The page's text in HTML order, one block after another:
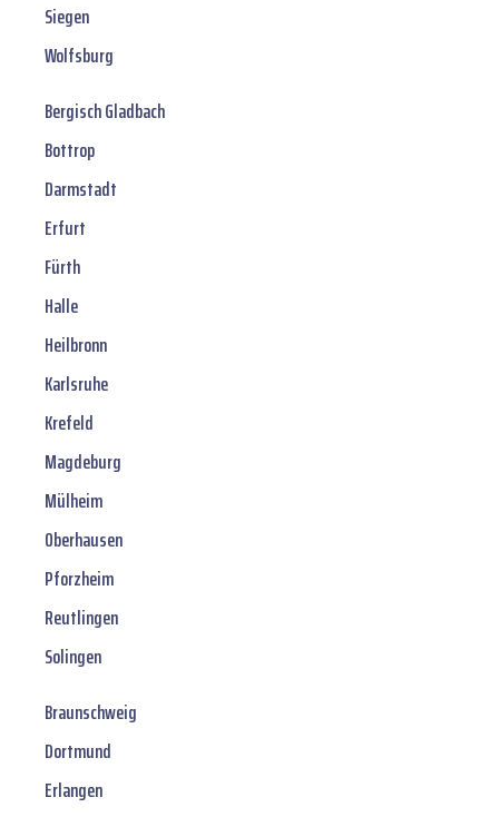
Siegen
Wolfsburg
Bergisch Gladbach
Bottrop
Darmstadt
Erfurt
Fürth
Halle
Heilbronn
Karlsruhe
Krefeld
Magdeburg
Mülheim
Oberhausen
Pforzheim
Reutlingen
Solingen
Braunschweig
Dortmund
Erlangen